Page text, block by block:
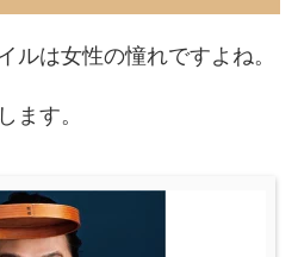
ルは女性の憧れですよね。
ます。